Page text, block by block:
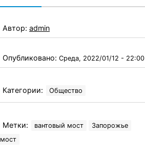
Автор: admin
Опубликовано: Среда, 2022/01/12 - 22:00
Категории: Общество
Метки: вантовый мост
Запорожье
мост